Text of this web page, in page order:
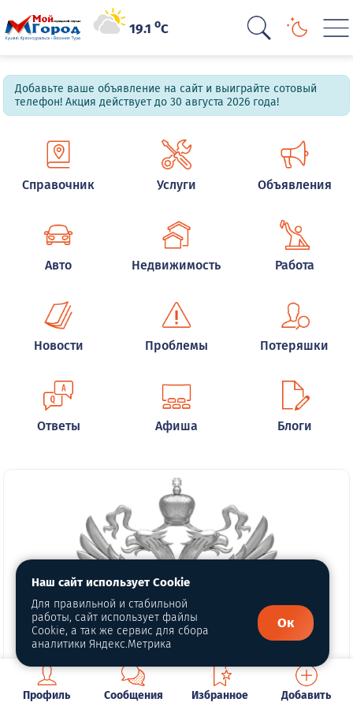
19.1oC
Добавьте ваше объявление на сайт и выиграйте сотовый
телефон! Акция действует до 30 августа 2026 года!
Справочник Услуги Объявления
Авто Недвижимость Работа
Новости Проблемы Потеряшки
Ответы Афиша Блоги
Профиль Сообщения Избранное Добавить
Наш сайт использует Cookie
Для правильной и стабильной
работы, сайт использует файлы
Cookie, а так же сервис для сбора
аналитики Яндекс.Метрика
Ок